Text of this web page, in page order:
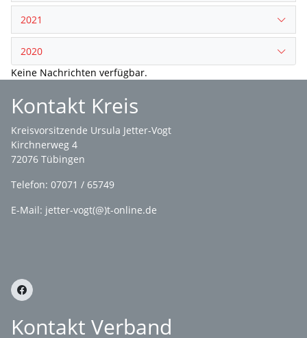
2021
2020
Keine Nachrichten verfügbar.
Kontakt Kreis
Kreisvorsitzende Ursula Jetter-Vogt
Kirchnerweg 4
72076 Tübingen
Telefon: 07071 / 65749
E-Mail: jetter-vogt(@)t-online.de
Kontakt Verband